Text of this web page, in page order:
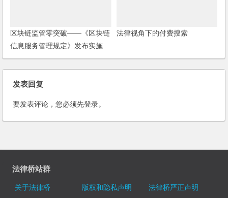
区块链监管零突破——《区块链
信息服务管理规定》发布实施
法律视角下的付费搜索
发表回复
要发表评论，您必须先登录。
法律桥站群
关于法律桥 版权和隐私声明
法律桥严正声明